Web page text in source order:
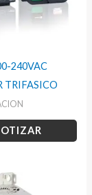
240VAC
TRIFASICO